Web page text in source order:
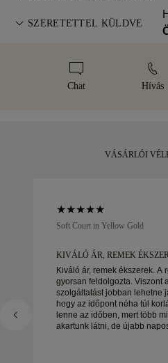
küldjük a terméket, egyenesen
megrendelésünket biztosítjuk,
esetében olyan speciális
belül visszaküldheti vagy
Feltételekben.
A tökéletes illeszkedésért a 77
ingyenes méretállítást kínál.
SZERETETTEL KÜLDVE
darabja jellegzetes sárga
Chat Hívás
VÁSÁRLÓI
Soft Court in Yellow Gold
KIVÁLÓ ÁR, REMEK
Kiváló ár, remek ékszerek. A
gyorsan feldolgozta. Viszont a
szolgáltatást jobban lehetne
hogy az időpont néha túl
lenne az időben, mert több
akartunk látni, de újabb